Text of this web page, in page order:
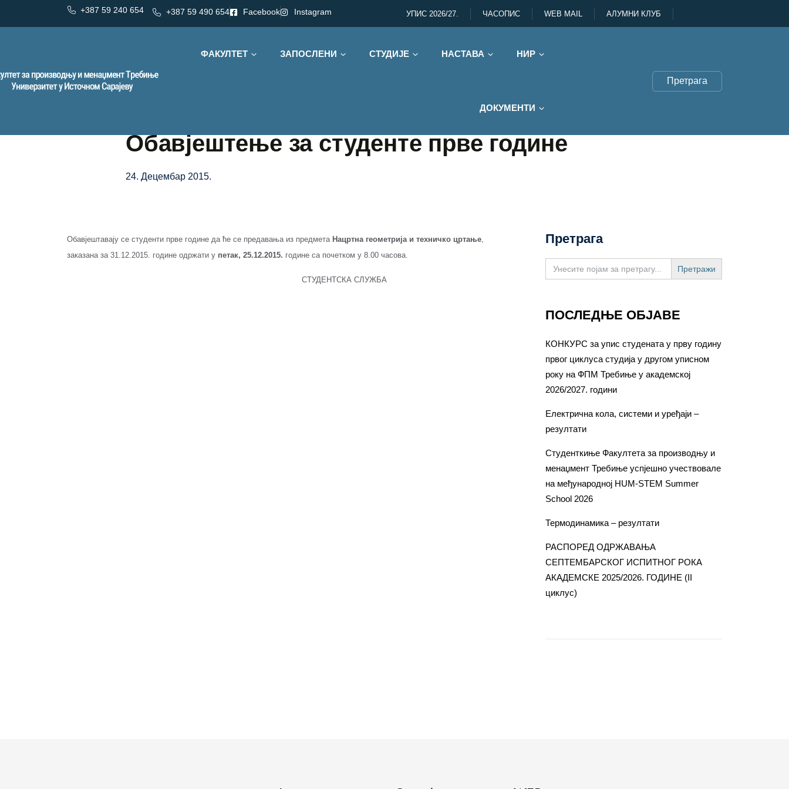
+387 59 240 654 +387 59 490 654 Facebook Instagram УПИС 2026/27. ЧАСОПИС WEB MAIL АЛУМНИ КЛУБ
ФАКУЛТЕТ ЗАПОСЛЕНИ СТУДИЈЕ НАСТАВА НИР
ДОКУМЕНТИ
Претрага
Обавјештење за студенте прве године
24. Децембар 2015.
Обавјештавају се студенти прве године да ће се предавања из предмета Нацртна геометрија и техничко цртање,
заказана за 31.12.2015. године одржати у петак, 25.12.2015. године са почетком у 8.00 часова.
СТУДЕНТСКА СЛУЖБА
Претрага
Search
for:
ПОСЛЕДЊЕ ОБЈАВЕ
КОНКУРС за упис студената у прву годину
првог циклуса студија у другом уписном
року на ФПМ Требиње у академској
2026/2027. години
Електрична кола, системи и уређаји –
резултати
Студенткиње Факултета за производњу и
менаџмент Требиње успјешно учествовале
на међународној HUM-STEM Summer
School 2026
Термодинамика – резултати
РАСПОРЕД ОДРЖАВАЊА
СЕПТЕМБАРСКОГ ИСПИТНОГ РОКА
АКАДЕМСКЕ 2025/2026. ГОДИНЕ (II
циклус)